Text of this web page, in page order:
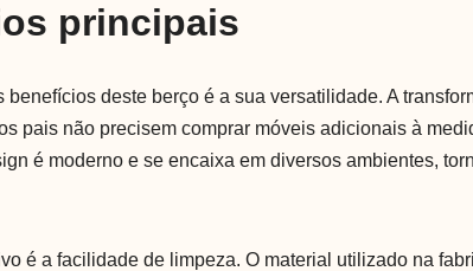
principais
benefícios deste berço é a sua versatilidade. A
pais não precisem comprar móveis adicionais à
é moderno e se encaixa em diversos ambientes,
é a facilidade de limpeza. O material utilizado na